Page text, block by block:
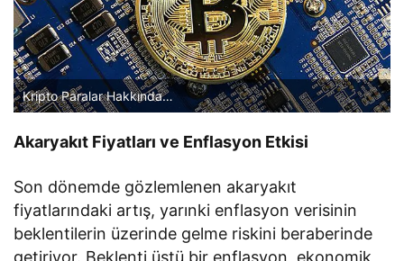
Kripto Paralar Hakkında…
Akaryakıt Fiyatları ve Enflasyon Etkisi
Son dönemde gözlemlenen akaryakıt
fiyatlarındaki artış, yarınki enflasyon verisinin
beklentilerin üzerinde gelme riskini beraberinde